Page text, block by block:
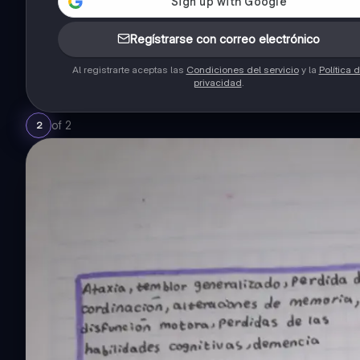
Regístrarse con correo electrónico
Al registrarte aceptas las Condiciones del servicioy la Política
privacidad.
2 of 2